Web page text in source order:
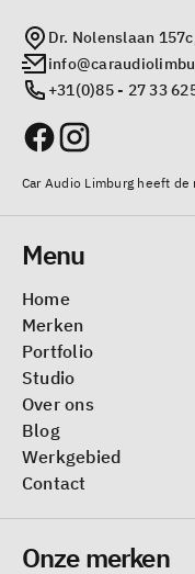
Dr. Nolenslaan
+31(0)85 - 27 33
Car Audio Limburg heeft
Menu
Home
Merken
Portfolio
Studio
Over ons
Blog
Werkgebied
Contact
Onze merken